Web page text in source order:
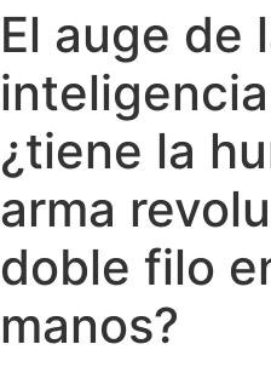
El auge de
¿tiene la
arma
doble filo
manos?